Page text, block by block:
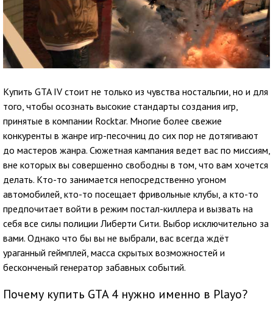
Купить GTA IV стоит не только из чувства ностальгии, но и для
того, чтобы осознать высокие стандарты создания игр,
принятые в компании Rocktar. Многие более свежие
конкуренты в жанре игр-песочниц до сих пор не дотягивают
до мастеров жанра. Сюжетная кампания ведет вас по миссиям,
вне которых вы совершенно свободны в том, что вам хочется
делать. Кто-то занимается непосредственно угоном
автомобилей, кто-то посещает фривольные клубы, а кто-то
предпочитает войти в режим постал-киллера и вызвать на
себя все силы полиции Либерти Сити. Выбор исключительно за
вами. Однако что бы вы не выбрали, вас всегда ждёт
ураганный геймплей, масса скрытых возможностей и
бесконченый генератор забавных событий.
Почему купить GTA 4 нужно именно в Playo?